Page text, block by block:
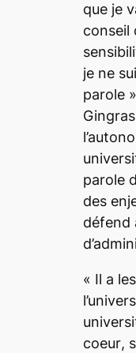
que je
conseil
je ne
parole
parole
des
défend
« Il a
coeur,